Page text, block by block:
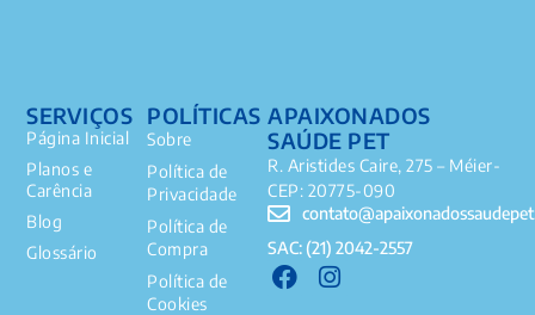
POLÍTICAS
Sobre
Política de
Privacidade
Política de
Compra
Política de
Cookies
SERVIÇOS
Página Inicial
Planos e
Carência
Blog
Glossário
APAIXONADOS
SAÚDE PET
R. Aristides Caire, 275 – Méier-
CEP: 20775-090
SAC: (21) 2042-2557